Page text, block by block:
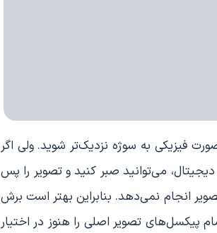
فیزیکی به سوژه نزدیک‌تر شوید. ولی اگر
می‌توانید صبر کنید و تصویر را پس
انجام نمی‌دهد. بنابراین بهتر است برش
پیکسل‌های تصویر اصلی را هنوز در اختیار